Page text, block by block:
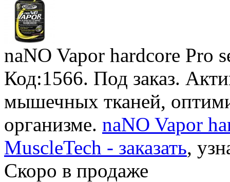
naNO Vapor hardcore Pro
Код:1566. Под заказ.
мышечных тканей,
организме. naNO Vapor
MuscleTech - заказать,
Скоро в продаже